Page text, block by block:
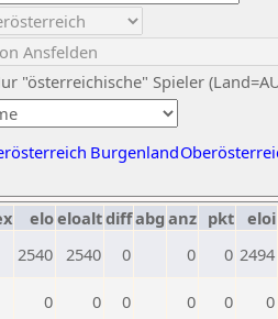
"österreichische" Spieler
Burgenland
eloeloaltdiffabg anz pkt eloi
2540 2540 0 0 0 2494
0 0 0 0 0 0